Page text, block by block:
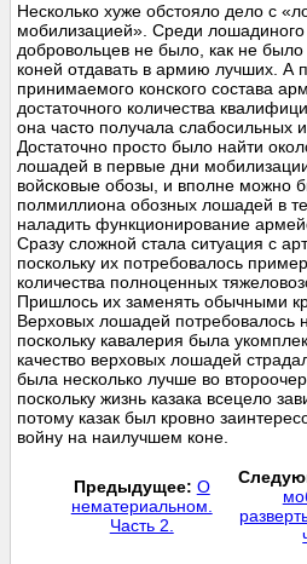
Несколько хуже обстояло дело с
мобилизацией». Среди
добровольцев не было, как не
коней отдавать в армию лучших. А
принимаемого конского состава
достаточного количества
она часто получала слабосильных
Достаточно просто было найти
лошадей в первые дни
войсковые обозы, и вполне можно
полмиллиона обозных лошадей в
наладить функционирование
Сразу сложной стала ситуация с
поскольку их потребовалось
количества полноценных
Пришлось их заменять обычными
Верховых лошадей потребовалось
поскольку кавалерия была
качество верховых лошадей
была несколько лучше во
поскольку жизнь казака всецело
потому казак был кровно
войну на наилучшем коне.
Предыдущее: О
нематериальном.
Часть 2.